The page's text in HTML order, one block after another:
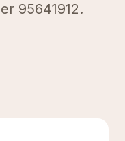
95641912.